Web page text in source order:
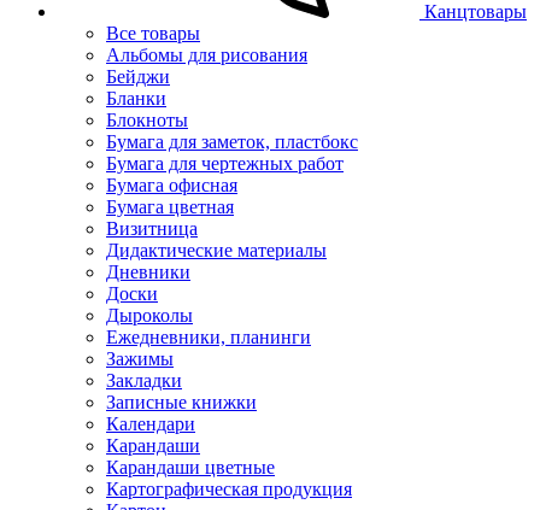
Канцтовары
Все товары
Альбомы для рисования
Бейджи
Бланки
Блокноты
Бумага для заметок, пластбокс
Бумага для чертежных работ
Бумага офисная
Бумага цветная
Визитница
Дидактические материалы
Дневники
Доски
Дыроколы
Ежедневники, планинги
Зажимы
Закладки
Записные книжки
Календари
Карандаши
Карандаши цветные
Картографическая продукция